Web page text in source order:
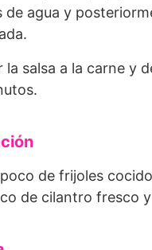
de agua y
la salsa a la carne y
de frijoles
de cilantro fresco